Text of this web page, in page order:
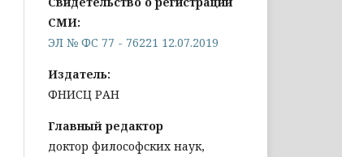
СМИ:
ЭЛ № ФС 77 - 76221 12.07.2019
Издатель:
ФНИСЦ РАН
Главный редактор
доктор философских наук,